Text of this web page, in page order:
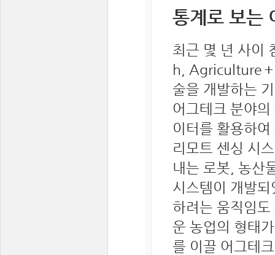
통계로 보는
최근 몇 년 사이
h, Agriculture
술을 개발하는
어그테크 분야
이터를 활용하
리모트 센싱 시
내는 로봇, 농산
시스템이 개발
하려는 움직임
운 농업의 형태
를 이끌 어그테